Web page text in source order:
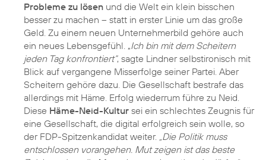
Probleme zu lösen und die Welt ein klein bisschen
besser zu machen – statt in erster Linie um das große
Geld. Zu einem neuen Unternehmerbild gehöre auch
ein neues Lebensgefühl. „Ich bin mit dem Scheitern
jeden Tag konfrontiert“, sagte Lindner selbstironisch mit
Blick auf vergangene Misserfolge seiner Partei. Aber
Scheitern gehöre dazu. Die Gesellschaft bestrafe das
allerdings mit Häme. Erfolg wiederrum führe zu Neid.
Diese Häme-Neid-Kultur sei ein schlechtes Zeugnis für
eine Gesellschaft, die digital erfolgreich sein wolle, so
der FDP-Spitzenkandidat weiter. „Die Politik muss
entschlossen vorangehen. Mut zeigen ist das beste